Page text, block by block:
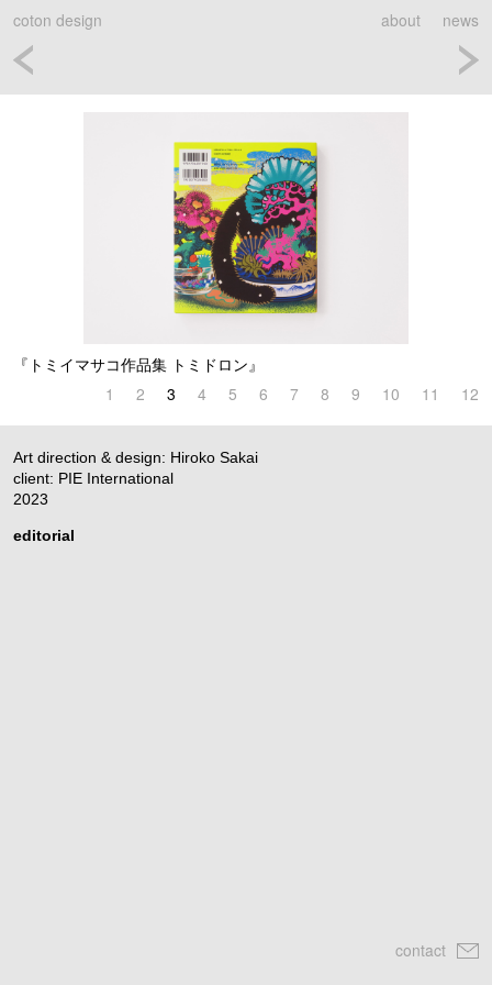
coton design news
about
『トミイマサコ作品集 トミドロン』
1 2 3 4 5 6 7 8 9 10 11 12
Art direction & design: Hiroko Sakai
client: PIE International
2023
editorial
contact